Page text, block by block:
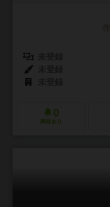
0
興味あり